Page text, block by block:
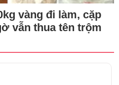
vàng đi làm, cặp
vẫn thua tên trộm